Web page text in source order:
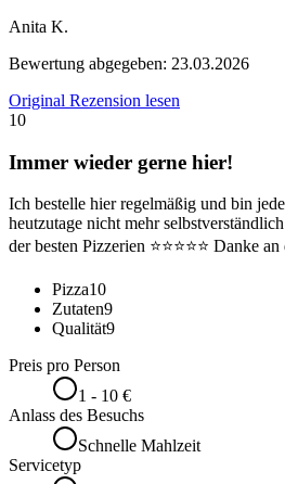
Anita K.
Bewertung abgegeben: 23.03.2026
Original Rezension lesen
10
Immer wieder gerne hier!
Ich bestelle hier regelmäßig und bin
heutzutage nicht mehr
der besten Pizzerien ⭐⭐⭐⭐⭐ Danke
Pizza10
Zutaten9
Qualität9
Preis pro Person
1 - 10 €
Anlass des Besuchs
Schnelle Mahlzeit
Servicetyp